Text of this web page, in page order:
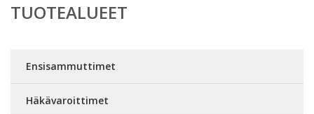
TUOTEALUEET
Ensisammuttimet
Häkävaroittimet